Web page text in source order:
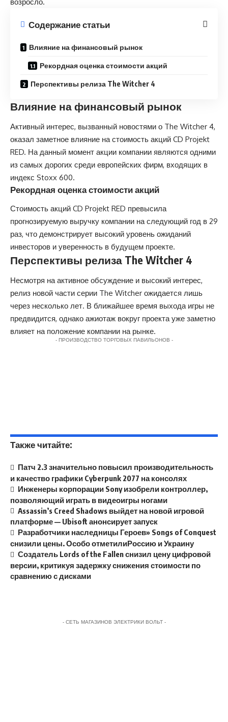
Содержание статьи
Влияние на финансовый рынок
Рекордная оценка стоимости акций
Перспективы релиза The Witcher 4
Влияние на финансовый рынок
Активный интерес, вызванный новостями о The Witcher 4,
оказал заметное влияние на стоимость акций CD Projekt
RED. На данный момент акции компании являются одними
из самых дорогих среди европейских фирм, входящих в
индекс Stoxx 600.
Рекордная оценка стоимости акций
Стоимость акций CD Projekt RED превысила
прогнозируемую выручку компании на следующий год в 29
раз, что демонстрирует высокий уровень ожиданий
инвесторов и уверенность в будущем проекте.
Перспективы релиза The Witcher 4
Несмотря на активное обсуждение и высокий интерес,
релиз новой части серии The Witcher ожидается лишь
через несколько лет. В ближайшее время выхода игры не
предвидится, однако ажиотаж вокруг проекта уже заметно
влияет на положение компании на рынке.
- ПРОИЗВОДСТВО ТОРГОВЫХ ПАВИЛЬОНОВ -
Также читайте:
Патч 2.3 значительно повысил производительность
и качество графики Cyberpunk 2077 на консолях
Инженеры корпорации Sony изобрели контроллер,
позволяющий играть в видеоигры ногами
Assassin’s Creed Shadows выйдет на новой игровой
платформе — Ubisoft анонсирует запуск
Разработчики наследницы Героев» Songs of Conquest
снизили цены. Особо отметилиРоссию и Украину
Создатель Lords of the Fallen снизил цену цифровой
версии, критикуя задержку снижения стоимости по
сравнению с дисками
- СЕТЬ МАГАЗИНОВ ЭЛЕКТРИКИ ВОЛЬТ -